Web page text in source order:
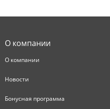
О компании
О компании
Новости
Бонусная программа